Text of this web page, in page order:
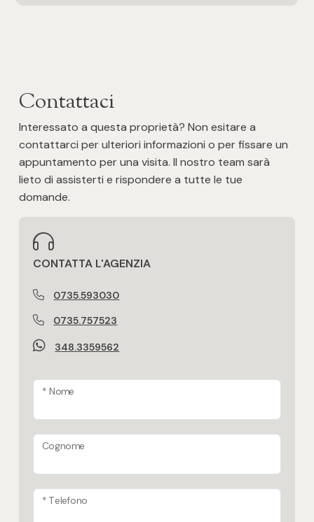
Contattaci
Interessato a questa proprietà? Non esitare a
contattarci per ulteriori informazioni o per fissare un
appuntamento per una visita. Il nostro team sarà
lieto di assisterti e rispondere a tutte le tue
domande.
CONTATTA L'AGENZIA
0735.593030
0735.757523
348.3359562
* Nome
Cognome
* Telefono
Ascensore
Nuova costruzione